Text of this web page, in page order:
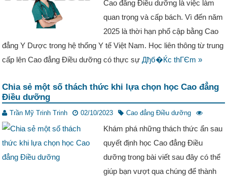
Cao đẳng Điều dưỡng là việc làm
quan trọng và cấp bách. Vì đến năm
2025 là thời hạn phổ cập bằng Cao
đẳng Y Dược trong hệ thống Y tế Việt Nam. Học liên thông từ trung
cấp lên Cao đẳng Điều dưỡng có thực sựДђб�Ќc thГЄm »
Chia sẻ một số thách thức khi lựa chọn học Cao đẳng
Điều dưỡng
Trần Mỹ Trinh Trinh 02/10/2023 Cao đẳng Điều dưỡng
Khám phá những thách thức ẩn sau
quyết định học Cao đẳng Điều
dưỡng trong bài viết sau đây có thể
giúp bạn vượt qua chúng để thành